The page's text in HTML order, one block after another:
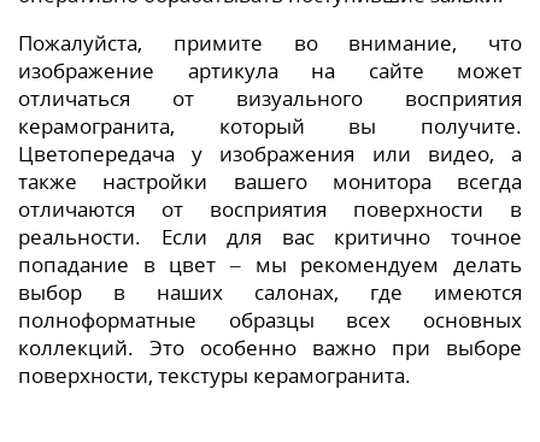
Пожалуйста, примите во внимание, что
изображение артикула на сайте может
отличаться от визуального восприятия
керамогранита, который вы получите.
Цветопередача у изображения или видео, а
также настройки вашего монитора всегда
отличаются от восприятия поверхности в
реальности. Если для вас критично точное
попадание в цвет – мы рекомендуем делать
выбор в наших салонах, где имеются
полноформатные образцы всех основных
коллекций. Это особенно важно при выборе
поверхности, текстуры керамогранита.